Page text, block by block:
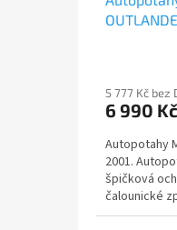
5 777 Kč bez
6 990 Kč
Autopotahy
2001.
špičková
čalounické